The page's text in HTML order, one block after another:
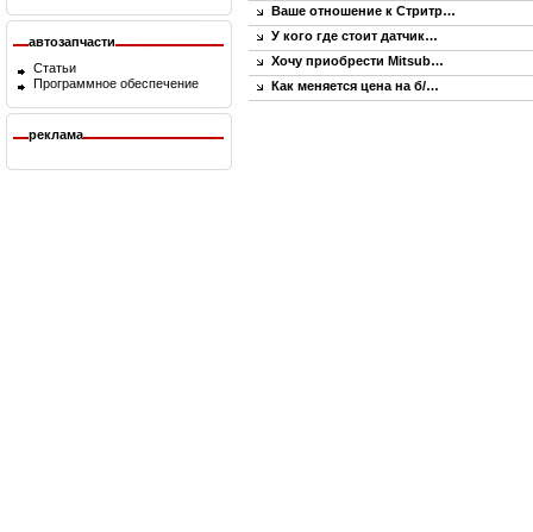
автозапчасти
Статьи
Программное обеспечение
реклама
Ваше отношение к Стритр…
У кого где стоит датчик…
Хочу приобрести Mitsub…
Как меняется цена на б/…